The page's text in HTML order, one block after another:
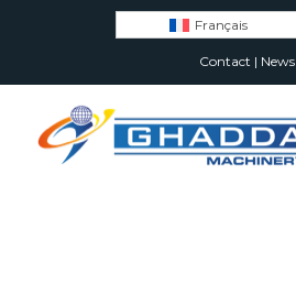
Français
Contact | News